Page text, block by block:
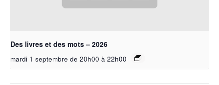
Des livres et des mots – 2026
mardi 1 septembre de 20h00 à 22h00